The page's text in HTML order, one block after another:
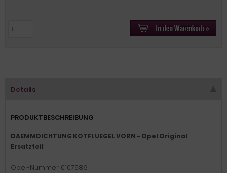
Details
PRODUKTBESCHREIBUNG
DAEMMDICHTUNG KOTFLUEGEL VORN - Opel Original
Ersatzteil
Opel-Nummer: 0107586